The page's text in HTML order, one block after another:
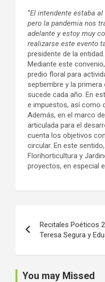
“El intendente estaba
pero la pandemia nos
adelante y estoy muy
realizarse este evento
presidente de la entidad.
Mediante este
predio floral para
septiembre y la
sucede cada año. En
e impuestos, así como
Además, en el marco
articulada para el
cuenta los objetivos
circular. En este
Florihorticultura y
proyectos, en especial
de
entradas
Recitales Poéticos
Teresa Segura y
You may Missed